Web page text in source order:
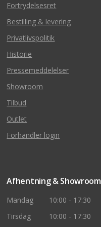
Fortrydelsesret
Bestilling & levering
Privatlivspolitik
Historie
Pressemeddelelser
Showroom
Tilbud
Outlet
Forhandler login
Afhentning & Showroom
Mandag
10:00 - 17:30
Tirsdag
10:00 - 17:30